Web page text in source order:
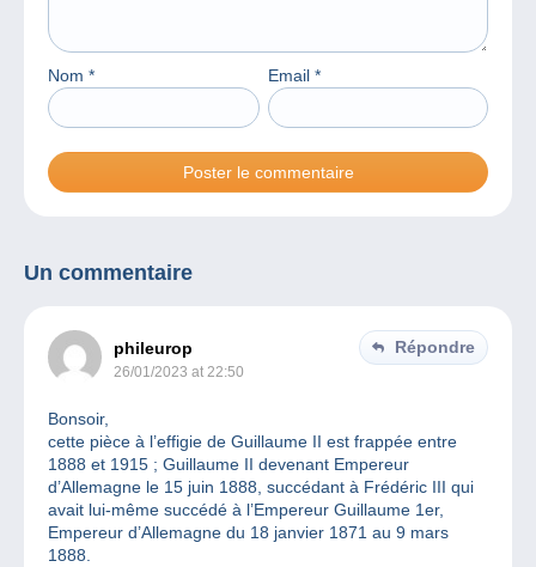
Nom * Email *
Un commentaire
phileurop
26/01/2023 at 22:50
Répondre
Bonsoir,
cette pièce à l’effigie de Guillaume II est frappée entre
1888 et 1915 ; Guillaume II devenant Empereur
d’Allemagne le 15 juin 1888, succédant à Frédéric III qui
avait lui-même succédé à l’Empereur Guillaume 1er,
Empereur d’Allemagne du 18 janvier 1871 au 9 mars
1888.